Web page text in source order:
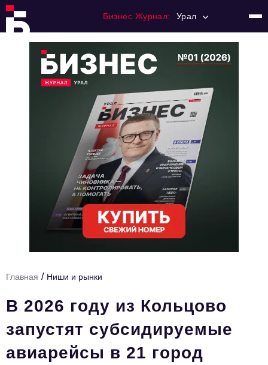
Бизнес Журнал: Урал
Тема номера
Инфраструктура развития
Технологии и тренды
Ниши и рынки
Цитаты
Главная / Ниши и рынки
В 2026 году из Кольцово
запустят субсидируемые
авиарейсы в 21 город